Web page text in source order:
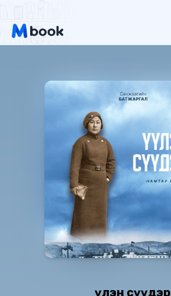
Үүлэн сүүдэр